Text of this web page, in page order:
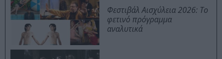
Φεστιβάλ Αισχύλεια 2026: Το
φετινό πρόγραμμα
αναλυτικά